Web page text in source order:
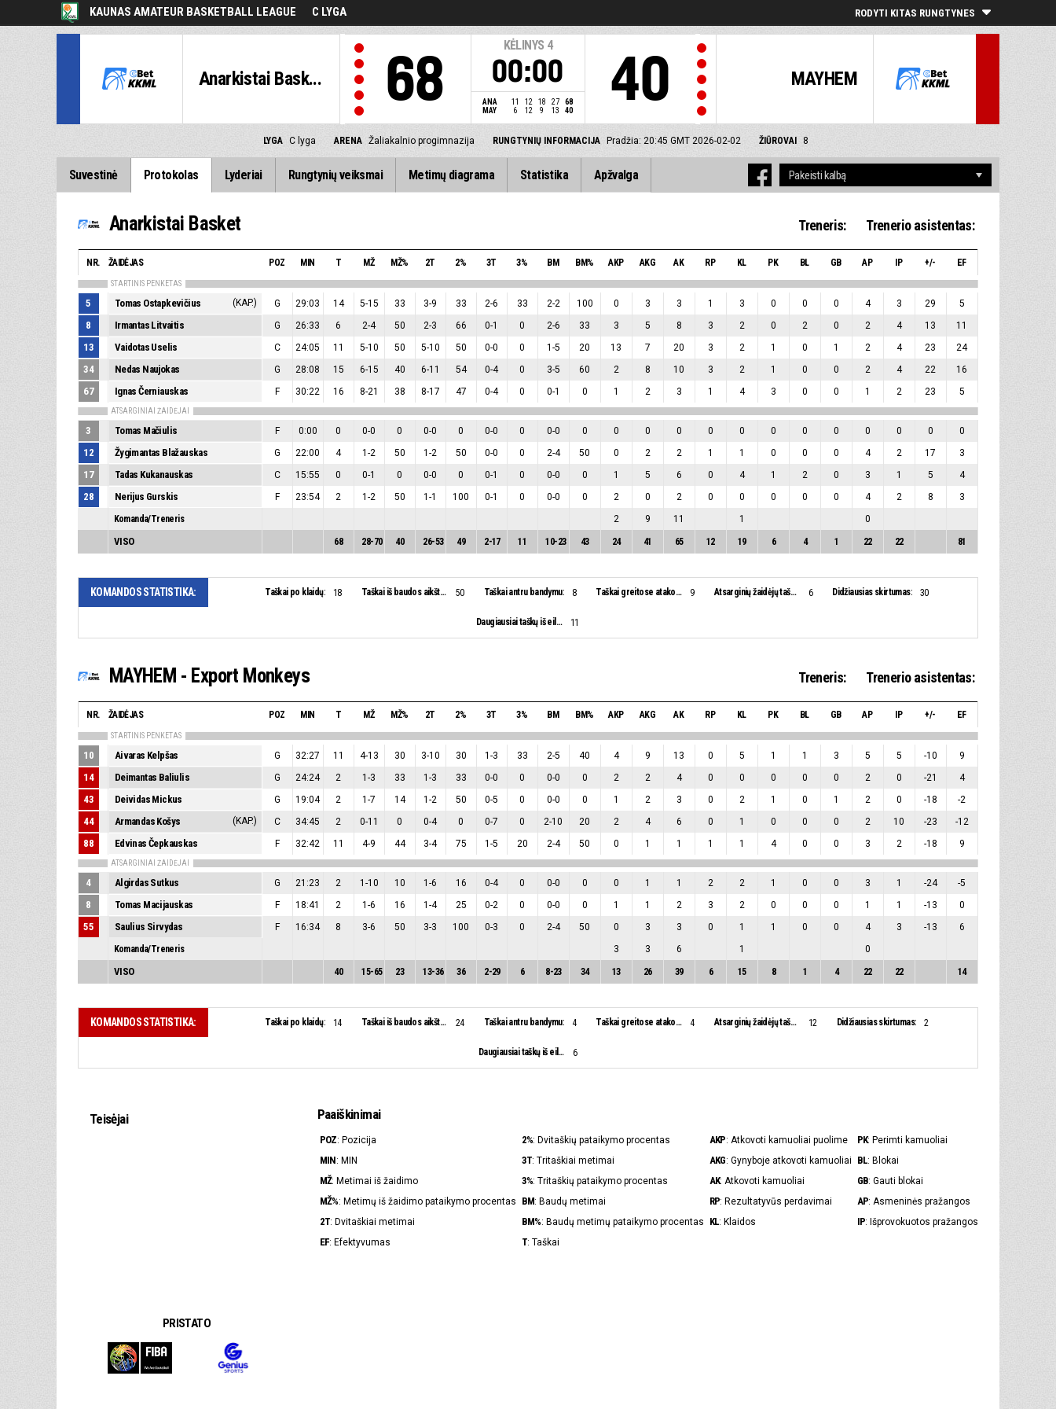
KAUNAS AMATEUR BASKETBALL LEAGUE C LYGA RODYTI KITAS RUNGTYNES
Anarkistai Bask... 68
KĖLINYS 4
00:00
ANA 11 12 18 27
68
MAY
6 12 9 13 40
MAYHEM
40
LYGA C lyga ARENA Žaliakalnio progimnazija RUNGTYNIŲ INFORMACIJA Pradžia: 20:45 GMT 2026-02-02 ŽIŪROVAI 8
Suvestinė Protokolas Lyderiai Rungtynių veiksmai Metimų diagrama Statistika Apžvalga
Anarkistai Basket Treneris: Trenerio asistentas:
NR. ŽAIDĖJAS POZ MIN T MŽ MŽ% 2T 2% 3T 3% BM BM% AKP AKG AK RP KL PK BL GB AP IP +/- EF
STARTINIS PENKETAS
5 Tomas Ostapkevičius (KAP.) G 29:03 14 5-15 33 3-9 33 2-6 33 2-2 100 0 3 3 1 3 0 0 0 4 3 29 5
8 Irmantas Litvaitis G 26:33 6 2-4 50 2-3 66 0-1 0 2-6 33 3 5 8 3 2 0 2 0 2 4 13 11
13 Vaidotas Uselis C 24:05 11 5-10 50 5-10 50 0-0 0 1 -5 20 13 7 20 3 2 1 0 1 2 4 23 24
34 Nedas Naujokas G 28:08 15 6-15 40 6-11 54 0-4 0 3-5 60 2 8 10 3 2 1 0 0 2 4 22 16
67 Ignas Černiauskas F 30:22 16 8-21 38 8-17 47 0-4 0 0-1 0 1 2 3 1 4 3 0 0 1 2 23 5
ATSARGINIAI ŽAIDĖJAI
3 Tomas Mačiulis F 0:00 0 0-0 0 0-0 0 0-0 0 0-0 0 0 0 0 0 0 0 0 0 0 0 0 0
12 Žygimantas Blažauskas G 22:00 4 1-2 50 1-2 50 0-0 0 2-4 50 0 2 2 1 1 0 0 0 4 2 17 3
17 Tadas Kukanauskas C 15:55 0 0-1 0 0-0 0 0-1 0 0-0 0 1 5 6 0 4 1 2 0 3 1 5 4
28 Nerijus Gurskis F 23:54 2 1-2 50 1-1 100 0-1 0 0-0 0 2 0 2 0 0 0 0 0 4 2 8
3
Komanda/Treneris
2 9 11 1 0
VISO 68 28-70 40 26-53 49 2-17 11 10-23 43 24 41 65 12 19 6 4 1 22 22 81
KOMANDOS STATISTIKA: Taškai po klaidų: 18 Taškai iš baudos aikštelės: 50 Taškai antru bandymu: 8 Taškai greitose atakose: 9 Atsarginių žaidėjų taškai: 6 Didžiausias skirtumas: 30
Daugiausiai taškų iš eilės: 11
MAYHEM - Export Monkeys Treneris: Trenerio asistentas:
NR. ŽAIDĖJAS POZ MIN T MŽ MŽ% 2T 2% 3T 3% BM BM% AKP AKG AK RP KL PK BL GB AP IP +/- EF
STARTINIS PENKETAS
10 Aivaras Kelpšas G 32:27 11 4-13 30 3-10 30 1-3 33 2-5 40 4 9 13 0 5 1 1 3 5 5 -10 9
14 Deimantas Baliulis G 24:24 2 1-3 33 1-3 33 0-0 0 0-0 0 2 2 4 0 0 0 0 0 2 0 -21 4
43 Deividas Mickus G 19:04 2 1-7 14 1-2 50 0-5 0 0-0 0 1 2 3 0 2 1 0 1 2 0 -18 -2
44 Armandas Košys (KAP.) C 34:45 2 0-11 0 0-4 0 0-7 0 2-10 20 2 4 6 0 1 0 0 0 2 10 -23 -12
88 Edvinas Čepkauskas F 32:42 11 4-9 44 3-4 75 1-5 20 2-4 50 0 1 1 1 1 4 0 0 3 2 -18 9
ATSARGINIAI ŽAIDĖJAI
4 Algirdas Sutkus G 21:23 2 1 -10 10 1-6 16 0-4 0 0-0 0 0 1 1 2 2 1 0 0 3 1 -24 -5
8 Tomas Macijauskas F 18:41 2 1-6 16 1-4 25 0-2 0 0-0 0 1 1 2 3 2 0 0 0 1 1 -13 0
55 Saulius Sirvydas F 16:34 8 3-6 50 3-3 100 0-3 0 2-4 50 0 3 3 0 1 1 0 0 4 3 -13
6
Komanda/Treneris
3 3 6 1 0
VISO 40 15-65 23 13-36 36 2-29 6 8-23 34 13 26 39 6 15 8 1 4 22 22 14
KOMANDOS STATISTIKA: Taškai po klaidų: 14 Taškai iš baudos aikštelės: 24 Taškai antru bandymu: 4 Taškai greitose atakose: 4 Atsarginių žaidėjų taškai: 12 Didžiausias skirtumas: 2
Daugiausiai taškų iš eilės: 6
Teisėjai Paaiškinimai
POZ: Pozicija 2%: Dvitaškių pataikymo procentas AKP: Atkovoti kamuoliai puolime PK: Perimti kamuoliai
MIN: MIN 3T: Tritaškiai metimai AKG: Gynyboje atkovoti kamuoliai BL: Blokai
MŽ: Metimai iš žaidimo 3%: Tritaškių pataikymo procentas AK: Atkovoti kamuoliai GB: Gauti blokai
MŽ%: Metimų iš žaidimo pataikymo procentas BM: Baudų metimai RP: Rezultatyvūs perdavimai AP: Asmeninės pražangos
2T: Dvitaškiai metimai BM%: Baudų metimų pataikymo procentas KL: Klaidos IP: Išprovokuotos pražangos
EF: Efektyvumas T: Taškai
PRISTATO